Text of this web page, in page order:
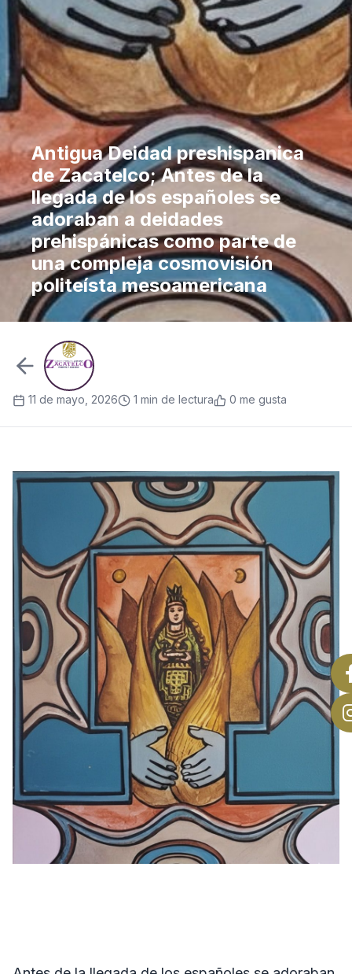
Antigua Deidad preshispanica
de Zacatelco; Antes de la
llegada de los españoles se
adoraban a deidades
prehispánicas como parte de
una compleja cosmovisión
politeísta mesoamericana
11 de mayo, 2026 1 min de lectura 0 me gusta